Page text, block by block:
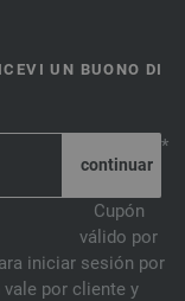
UN BUONO DI
*
Cupón
válido por
iniciar sesión por
vale por cliente y